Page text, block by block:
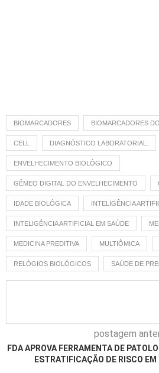
BIOMARCADORES BIOMARCADORES
CELL DIAGNÓSTICO LABORATORIAL.
ENVELHECIMENTO BIOLÓGICO
GÊMEO DIGITAL DO ENVELHECIMENTO
IDADE BIOLÓGICA INTELIGÊNCIA
INTELIGÊNCIA ARTIFICIAL EM SAÚDE
MEDICINA PREDITIVA MULTIÔMICA
RELÓGIOS BIOLÓGICOS SAÚDE DE
postagem
FDA APROVA FERRAMENTA DE
ESTRATIFICAÇÃO DE RISCO